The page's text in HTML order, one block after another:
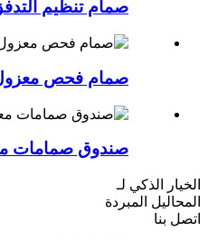
صمام تنظيم
صمام فحص معزول
صندوق صمامات
الخيار الذكي لـ
المحاليل المبردة
اتصل بنا